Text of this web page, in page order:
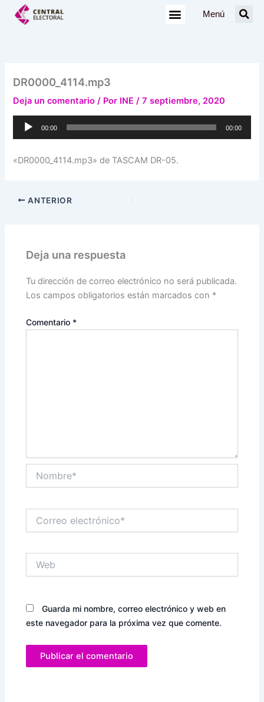
Menú
DR0000_4114.mp3
Deja un comentario / Por INE/7 septiembre, 2020
Reproductor
00:00 00:00
«DR0000_4114.mp3» de TASCAM DR-05.
ANTERIOR
Deja una respuesta
Tu dirección de correo electrónico no será publicada.
Los campos obligatorios están marcados con *
Comentario *
electrónico*
Guarda mi nombre, correo electrónico y web en
este navegador para la próxima vez que comente.